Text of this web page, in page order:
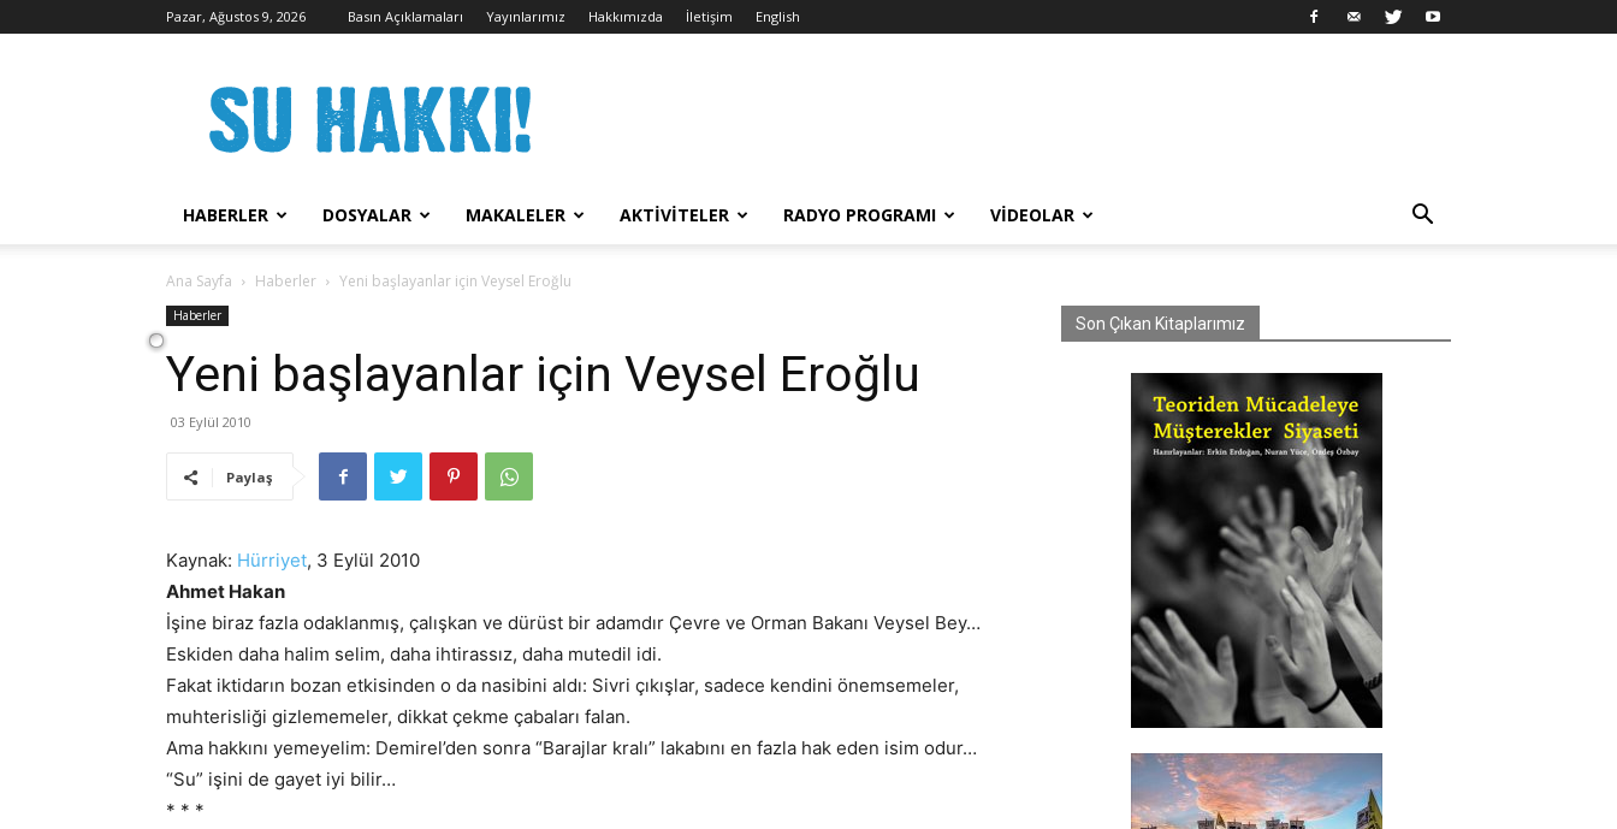
Pazar, Ağustos 9, 2026 Basın Açıklamaları Yayınlarımız Hakkımızda İletişim English
Hakkı
Kampanyası
HABERLER DOSYALAR MAKALELER AKTIVITELER RADYO PROGRAMI VIDEOLAR
Ana Sayfa Haberler Yeni başlayanlar için Veysel Eroğlu
Haberler
Yeni başlayanlar için Veysel Eroğlu
03 Eylül 2010
Paylaş
Kaynak: Hürriyet, 3 Eylül 2010
Ahmet Hakan
İşine biraz fazla odaklanmış, çalışkan ve dürüst bir adamdır Çevre ve Orman Bakanı Veysel Bey…
Eskiden daha halim selim, daha ihtirassız, daha mutedil idi.
Fakat iktidarın bozan etkisinden o da nasibini aldı: Sivri çıkışlar, sadece kendini önemsemeler,
muhterisliği gizlememeler, dikkat çekme çabaları falan.
Ama hakkını yemeyelim: Demirel’den sonra “Barajlar kralı” lakabını en fazla hak eden isim odur…
“Su” işini de gayet iyi bilir…
* * *
Son Çıkan Kitaplarımız